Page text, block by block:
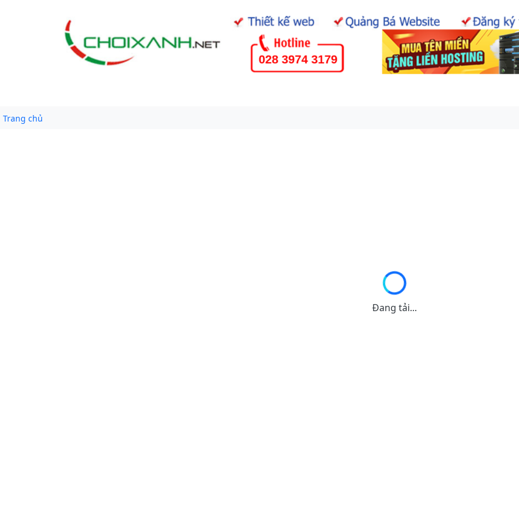
Trang chủ
Đang tải...